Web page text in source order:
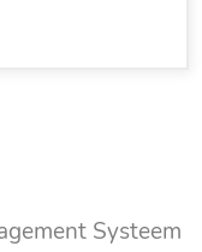
Systeem